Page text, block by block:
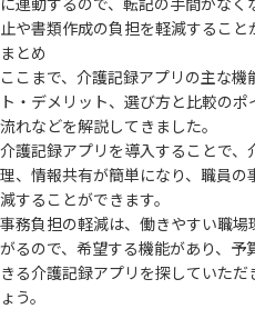
に連動するので、転記の手間がなく
止や書類作成の負担を軽減すること
まとめ
ここまで、介護記録アプリの主な機
ト・デメリット、選び方と比較の
流れなどを解説してきました。
介護記録アプリを導入することで、
理、情報共有が簡単になり、職員の
減することができます。
事務負担の軽減は、働きやすい職場
がるので、希望する機能があり、予
きる介護記録アプリを探していただ
ょう。